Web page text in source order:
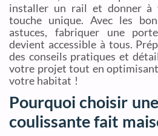
installer un rail et donner à
touche unique. Avec les
astuces, fabriquer une
devient accessible à tous.
des conseils pratiques et
votre projet tout en optimisant
votre habitat !
Pourquoi choisir
coulissante fait